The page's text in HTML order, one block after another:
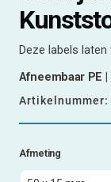
Deze labels
Afneembaar PE |
Artikelnummer:
Afmeting